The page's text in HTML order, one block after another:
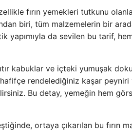
fırın yemekleri tutkunu
biri, tüm malzemelerin bir
yapımıyla da sevilen bu tarif,
kabuklar ve içteki yumuşak
rendelediğiniz kaşar peyniri
Bu detay, yemeğin hem
ortaya çıkarılan bu fırın